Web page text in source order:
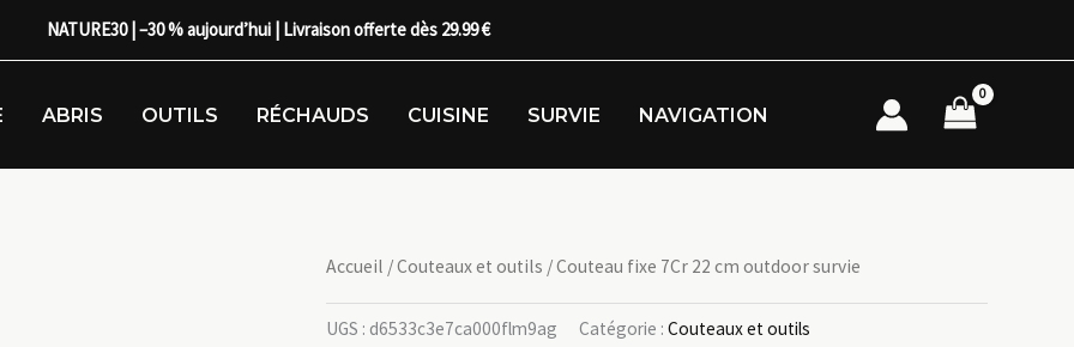
NATURE30 | –30 % aujourd’hui | Livraison offerte dès 29.99 €
ABRIS OUTILS RÉCHAUDS CUISINE SURVIE NAVIGATION
Accueil /Couteaux et outils / Couteau fixe 7Cr 22 cm outdoor survie
UGS : d6533c3e7ca000flm9ag Catégorie : Couteaux et outils